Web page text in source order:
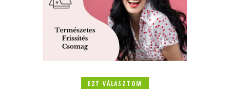
EZT VÁLASZTOM